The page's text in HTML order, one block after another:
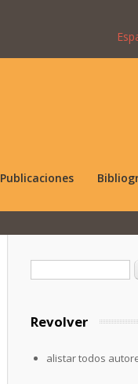
Publicaciones
Formulario de
Revolver
alistar todos